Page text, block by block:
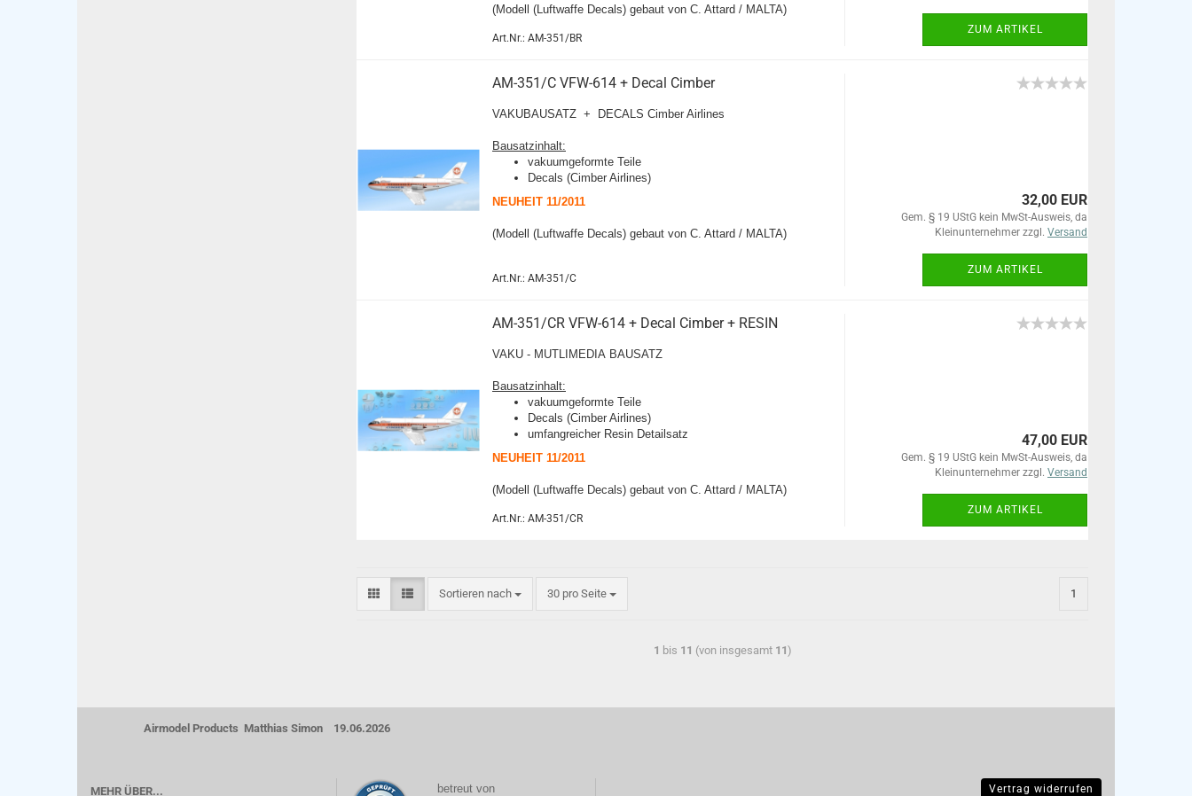
(Modell (Luftwaffe Decals) gebaut von C. Attard / MALTA)
Art.Nr.: AM-351/BR
ZUM ARTIKEL
AM-351/C VFW-614 + Decal Cimber
VAKUBAUSATZ + DECALS Cimber Airlines
Bausatzinhalt:
vakuumgeformte Teile
Decals (Cimber Airlines)
NEUHEIT 11/2011
(Modell (Luftwaffe Decals) gebaut von C. Attard / MALTA)
Art.Nr.: AM-351/C
32,00 EUR
Gem. § 19 UStG kein MwSt-Ausweis, da
Kleinunternehmer zzgl. Versand
ZUM ARTIKEL
AM-351/CR VFW-614 + Decal Cimber + RESIN
VAKU - MUTLIMEDIA BAUSATZ
Bausatzinhalt:
vakuumgeformte Teile
Decals (Cimber Airlines)
umfangreicher Resin Detailsatz
NEUHEIT 11/2011
(Modell (Luftwaffe Decals) gebaut von C. Attard / MALTA)
Art.Nr.: AM-351/CR
47,00 EUR
Gem. § 19 UStG kein MwSt-Ausweis, da
Kleinunternehmer zzgl. Versand
ZUM ARTIKEL
Sortieren nach 30 pro Seite 1
1 bis 11 (von insgesamt 11)
Airmodel Products Matthias Simon 19.06.2026
MEHR ÜBER... betreut von Vertrag widerrufen